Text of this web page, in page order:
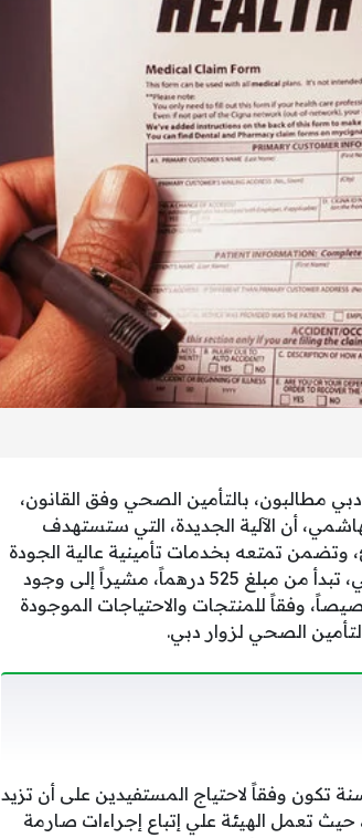
مطالبون، بالتأمين الصحي وفق القانون،
أن الآلية الجديدة، التي ستستهدف
وتضمن تمتعه بخدمات تأمينية عالية الجودة
طوال فترة وجوده بالدولة، لافتاً إلى أن أسعار الباقات التأمينية في دبي، تبدأ من مبلغ 525 درهماً، مشيراً إلى وجود
وفقاً للمنتجات والاحتياجات الموجودة
الصحي لزوار دبي.
لكن الباقات المحسنة تكون وفقاً لاحتياج المستفيدين على أن تزيد
حيث تعمل الهيئة علي إتباع إجراءات صارمة